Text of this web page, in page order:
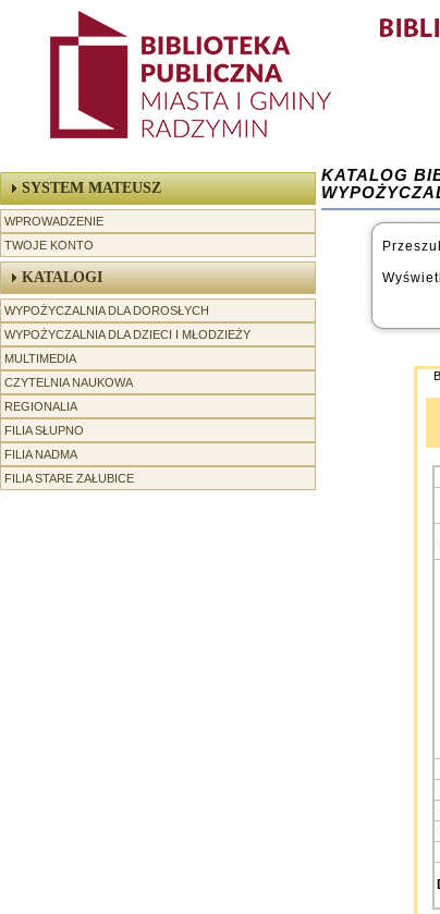
SYSTEM MATEUSZ
WPROWADZENIE
TWOJE KONTO
KATALOGI
WYPOŻYCZALNIA DLA DOROSŁYCH
WYPOŻYCZALNIA DLA DZIECI I MŁODZIEŻY
MULTIMEDIA
CZYTELNIA NAUKOWA
REGIONALIA
-----------------
FILIA SŁUPNO
FILIA NADMA
FILIA STARE ZAŁUBICE
KATALOG